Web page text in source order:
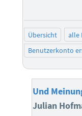
Übersicht alle
Benutzerkonto
Und
Julian